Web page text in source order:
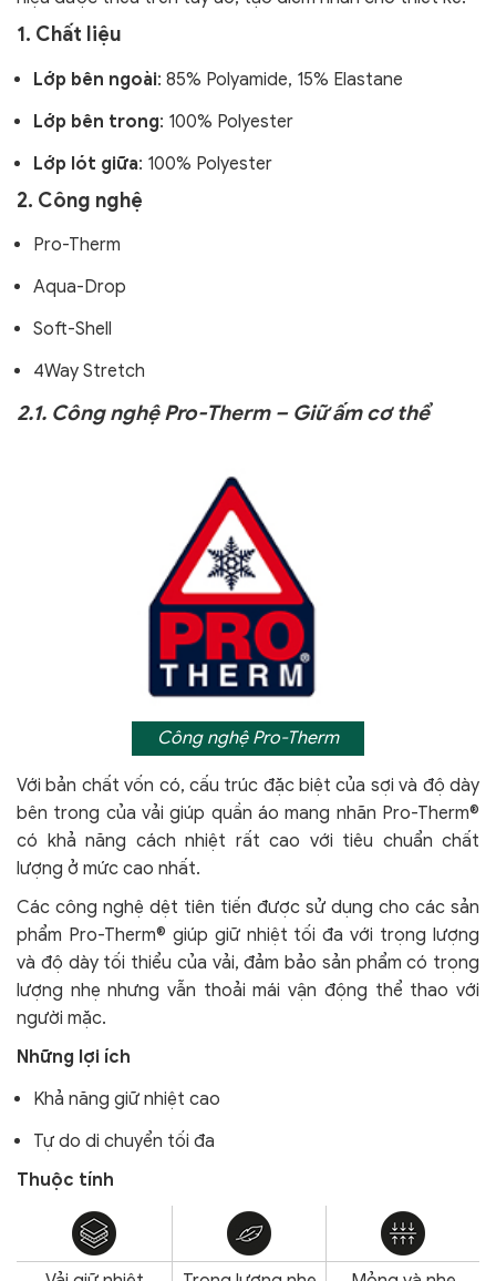
1. Chất liệu
Lớp bên ngoài: 85% Polyamide, 15% Elastane
Lớp bên trong: 100% Polyester
Lớp lót giữa: 100% Polyester
2. Công nghệ
Pro-Therm
Aqua-Drop
Soft-Shell
4Way Stretch
2.1. Công nghệ Pro-Therm – Giữ ấm cơ thể
Công nghệ Pro-Therm
Với bản chất vốn có, cấu trúc đặc biệt của sợi và độ dày
bên trong của vải giúp quần áo mang nhãn Pro-Therm®
có khả năng cách nhiệt rất cao với tiêu chuẩn chất
lượng ở mức cao nhất.
Các công nghệ dệt tiên tiến được sử dụng cho các sản
phẩm Pro-Therm® giúp giữ nhiệt tối đa với trọng lượng
và độ dày tối thiểu của vải, đảm bảo sản phẩm có trọng
lượng nhẹ nhưng vẫn thoải mái vận động thể thao với
người mặc.
Những lợi ích
Khả năng giữ nhiệt cao
Tự do di chuyển tối đa
Thuộc tính